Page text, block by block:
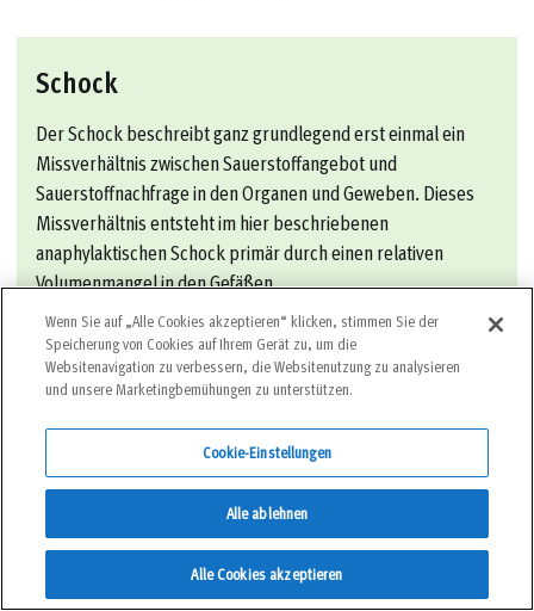
Schock
Der Schock beschreibt ganz grundlegend erst einmal ein
Missverhältnis zwischen Sauerstoffangebot und
Sauerstoffnachfrage in den Organen und Geweben. Dieses
Missverhältnis entsteht im hier beschriebenen
anaphylaktischen Schock primär durch einen relativen
Volumenmangel in den Gefäßen.
Das Blut „versackt in den Beinen“ und gelangt nicht
ausreichend in die Zielstrukturen des Körpers. Diese
der großen Gefäße und zum anderen durch Blut, das über
beschädigte Gefäßwände nach extravasal, also aus den
Gefäßen in das umgebende Gewebe, gelangt.
Zusätzlich laufen im gesamten Blutkreislauf verschiedene
Entzündungsprozesse ab, durch welche Kapillaren
Wenn Sie auf „Alle Cookies akzeptieren“ klicken, stimmen Sie der
Speicherung von Cookies auf Ihrem Gerät zu, um die
Websitenavigation zu verbessern, die Websitenutzung zu analysieren
und unsere Marketingbemühungen zu unterstützen.
Cookie-Einstellungen
Alle ablehnen
Alle Cookies akzeptieren